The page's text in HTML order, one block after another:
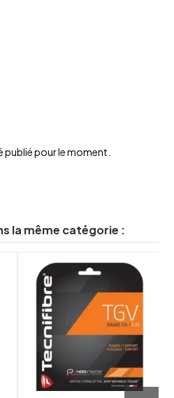
publié pour le moment.
la même catégorie :
shuffle
favorite_border
visibility